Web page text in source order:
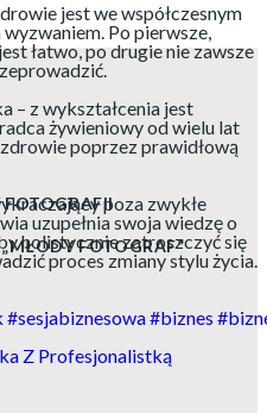
FOTOGRAF”
jest we współczesnym
Po pierwsze,
łatwo, po drugie nie zawsze
– z wykształcenia jest
żywieniowy od wielu lat
poprzez prawidłową
poza zwykłe
uzupełnia swoja wiedzę o
holistycznie zatroszczyć się
proces zmiany stylu życia.
#sesjabiznesowa#biznes
Z Profesjonalistką